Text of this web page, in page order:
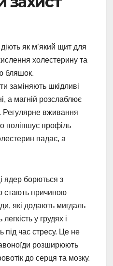
як м’який щит для
холестерину та
бляшок.
заміняють шкідливі
а магній розслаблює
Регулярне вживання
поліпшує профіль
падає, а
ядер борються з
стають причиною
які додають мигдаль
у грудях і
під час стресу. Це не
розширюють
до серця та мозку.